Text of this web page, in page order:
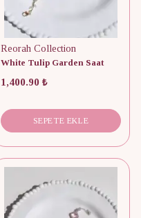
Reorah Collection
White Tulip Garden Saat
1,400.90 ₺
SEPETE EKLE